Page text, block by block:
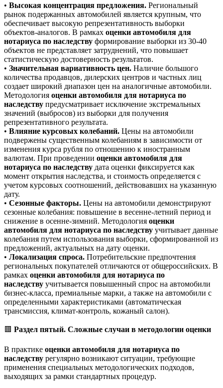
• Высокая концентрация предложения. Региональный
рынок подержанных автомобилей является крупным, что
обеспечивает высокую репрезентативность выборки
объектов-аналогов. В рамках оценки автомобиля для
нотариуса по наследству формирование выборки из 30-40
объектов не представляет затруднений, что повышает
статистическую достоверность результатов.
• Значительная вариативность цен. Наличие большого
количества продавцов, дилерских центров и частных лиц
создает широкий диапазон цен на аналогичные автомобили.
Методология оценки автомобиля для нотариуса по
наследству предусматривает исключение экстремальных
значений (выбросов) из выборки для получения
репрезентативного результата.
• Влияние курсовых колебаний. Цены на автомобили
подвержены существенным колебаниям в зависимости от
изменения курса рубля по отношению к иностранным
валютам. При проведении оценки автомобиля для
нотариуса по наследству дата оценки фиксируется как
момент открытия наследства, и стоимость определяется с
учетом курсовых соотношений, действовавших на указанную
дату.
• Сезонные факторы. Цены на автомобили демонстрируют
сезонные колебания: повышение в весенне-летний период и
снижение в осенне-зимний. Методология оценки
автомобиля для нотариуса по наследству учитывает данные
колебания путем использования выборки, сформированной из
предложений, актуальных на дату оценки.
• Локализация спроса. Потребительские предпочтения
региональных покупателей отличаются от общероссийских. В
рамках оценки автомобиля для нотариуса по
наследству учитывается повышенный спрос на автомобили
бизнес-класса, премиальные марки, а также на автомобили с
определенными характеристиками (автоматическая
трансмиссия, климат-контроль, кожаный салон).
🟥 Раздел пятый. Сложные случаи в методологии оценки
В практике оценки автомобиля для нотариуса по
наследству регулярно возникают ситуации, требующие
применения специальных методологических подходов,
выходящих за рамки стандартных процедур.